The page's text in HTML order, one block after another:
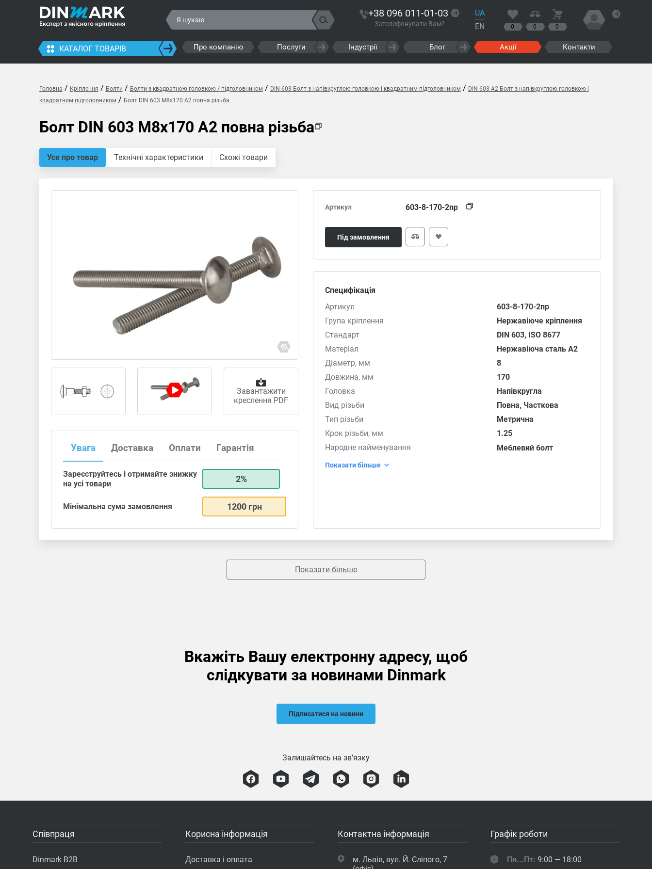
+38 096 011-01-03
Зателефонувати Вам?
UA
EN
0 0 0
КАТАЛОГ ТОВАРІВ Про компанію Послуги Індустрії Блог Акції Контакти
Головна / Кріплення / Болти / Болти з квадратною головкою / підголовником / DIN 603 Болт з напівкруглою головкою і квадратним підголовником / DIN 603 A2 Болт з напівкруглою головкою і
квадратним підголовником / Болт DIN 603 M8x170 A2 повна різьба
Болт DIN 603 M8x170 A2 повна різьба
Усе про товар Технічні характеристики Схожі товари
Завантажити
креслення PDF
Увага Доставка Оплати Гарантія
Зареєструйтесь і отримайте знижку
на усі товари
2%
Мінімальна сума замовлення 1200 грн
Артикул 603-8-170-2пр
Під замовлення
Специфікація
Артикул
603-8-170-2пр
Група кріплення
Нержавіюче кріплення
Стандарт
DIN 603, ISO 8677
Матеріал
Нержавіюча сталь А2
Діаметр, мм
8
Довжина, мм
170
Головка
Напівкругла
Вид різьби
Повна, Часткова
Тип різьби
Метрична
Крок різьби, мм
1.25
Народне найменування
Меблевий болт
Показати більше
Показати більше
Вкажіть Вашу електронну адресу, щоб
слідкувати за новинами Dinmark
Підписатися на новини
Залишайтесь на зв'язку
Співпраця
Dinmark B2B
Корисна інформація
Доставка і оплата
Контактна інформація
м. Львів, вул. Й. Сліпого, 7
Графік роботи
Пн...Пт: 9:00 — 18:00